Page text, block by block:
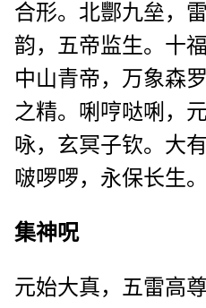
合形。北酆九垒，
韵，五帝监生。十
中山青帝，万象森
之精。唎哼哒唎，
咏，玄冥子钦。大
啵啰啰，永保长生。
集神呪
元始大真，五雷高